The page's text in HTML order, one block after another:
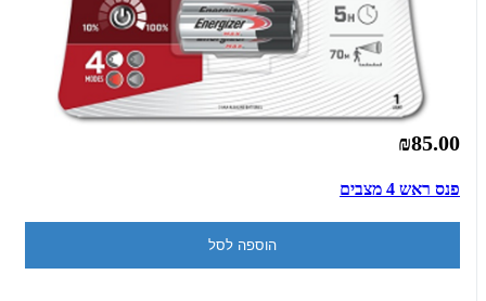
₪85.00
פנס ראש 4 מצבים
הוספה לסל